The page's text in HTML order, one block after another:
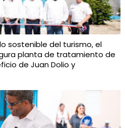
sostenible del turismo, el
planta de tratamiento de
de Juan Dolio y